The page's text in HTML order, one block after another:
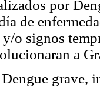
por
de
o signos
a
Dengue grave,